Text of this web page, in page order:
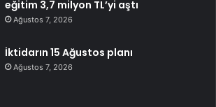
eğitim 3,7 milyon TL’yi aştı
Ağustos 7, 2026
İktidarın 15 Ağustos planı
Ağustos 7, 2026